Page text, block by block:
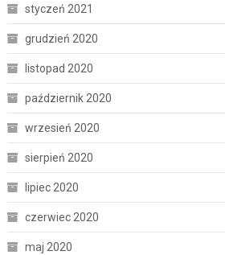
styczeń 2021
grudzień 2020
listopad 2020
październik 2020
wrzesień 2020
sierpień 2020
lipiec 2020
czerwiec 2020
maj 2020